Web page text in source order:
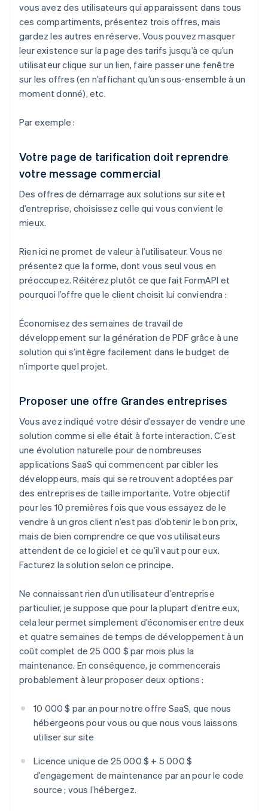
vous avez des utilisateurs qui apparaissent dans tous
ces compartiments, présentez trois offres, mais
gardez les autres en réserve. Vous pouvez masquer
leur existence sur la page des tarifs jusqu’à ce qu’un
utilisateur clique sur un lien, faire passer une fenêtre
sur les offres (en n’affichant qu’un sous-ensemble à un
moment donné), etc.
Par exemple :
Votre page de tarification doit reprendre
votre message commercial
Des offres de démarrage aux solutions sur site et
d’entreprise, choisissez celle qui vous convient le
mieux.
Rien ici ne promet de valeur à l’utilisateur. Vous ne
présentez que la forme, dont vous seul vous en
préoccupez. Réitérez plutôt ce que fait FormAPI et
pourquoi l’offre que le client choisit lui conviendra :
Économisez des semaines de travail de
développement sur la génération de PDF grâce à une
solution qui s’intègre facilement dans le budget de
n’importe quel projet.
Proposer une offre Grandes entreprises
Vous avez indiqué votre désir d’essayer de vendre une
solution comme si elle était à forte interaction. C’est
une évolution naturelle pour de nombreuses
applications SaaS qui commencent par cibler les
développeurs, mais qui se retrouvent adoptées par
des entreprises de taille importante. Votre objectif
pour les 10 premières fois que vous essayez de le
vendre à un gros client n’est pas d’obtenir le bon prix,
mais de bien comprendre ce que vos utilisateurs
attendent de ce logiciel et ce qu’il vaut pour eux.
Facturez la solution selon ce principe.
Ne connaissant rien d’un utilisateur d’entreprise
particulier, je suppose que pour la plupart d’entre eux,
cela leur permet simplement d’économiser entre deux
et quatre semaines de temps de développement à un
coût complet de 25 000 $ par mois plus la
maintenance. En conséquence, je commencerais
probablement à leur proposer deux options :
10 000 $ par an pour notre offre SaaS, que nous
hébergeons pour vous ou que nous vous laissons
utiliser sur site
Licence unique de 25 000 $ + 5 000 $
d’engagement de maintenance par an pour le code
source ; vous l’hébergez.